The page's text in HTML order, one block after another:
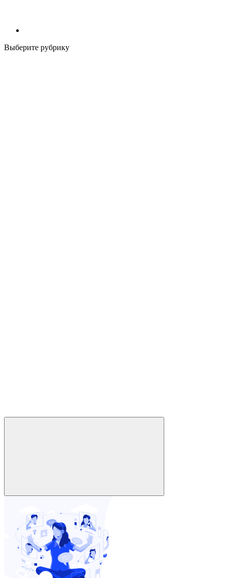
Выберите рубрику